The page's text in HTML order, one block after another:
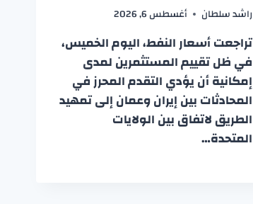
راشد سلطان أغسطس 6, 2026
تراجعت أسعار النفط، اليوم الخميس،
في ظل تقييم المستثمرين لمدى
إمكانية أن يؤدي التقدم المحرز في
المحادثات بين إيران وعمان إلى تمهيد
الطريق لاتفاق بين الولايات
المتحدة…